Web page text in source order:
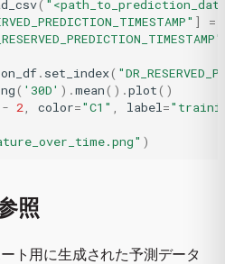
(
] =
. set_index(
( '30D' ) .mean() .plot()
- 2, color="C1" , label=
)
照
ト用に生成された予測データ